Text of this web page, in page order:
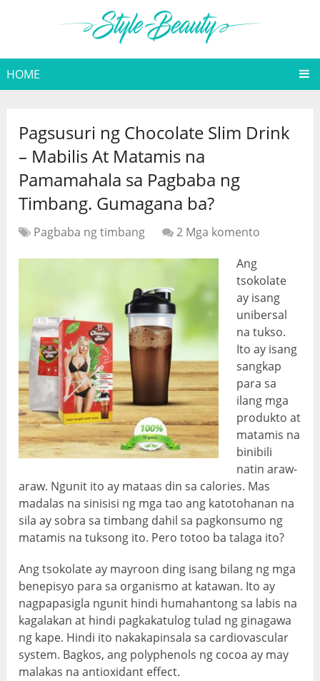
HOME
Pagsusuri ng Chocolate Slim Drink
– Mabilis At Matamis na
Pamamahala sa Pagbaba ng
Timbang. Gumagana ba?
Pagbaba ng timbang
2 Mga komento
Ang
tsokolate
ay isang
unibersal
na tukso.
Ito ay isang
sangkap
para sa
ilang mga
produkto at
matamis na
binibili
natin araw-
araw. Ngunit ito ay mataas din sa calories. Mas
madalas na sinisisi ng mga tao ang katotohanan na
sila ay sobra sa timbang dahil sa pagkonsumo ng
matamis na tuksong ito. Pero totoo ba talaga ito?
Ang tsokolate ay mayroon ding isang bilang ng mga
benepisyo para sa organismo at katawan. Ito ay
nagpapasigla ngunit hindi humahantong sa labis na
kagalakan at hindi pagkakatulog tulad ng ginagawa
ng kape. Hindi ito nakakapinsala sa cardiovascular
system. Bagkos, ang polyphenols ng cocoa ay may
malakas na antioxidant effect.